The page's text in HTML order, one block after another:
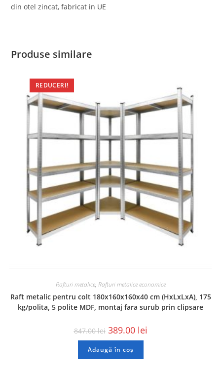
din otel zincat, fabricat in UE
Produse similare
REDUCERI!
Rafturi metalice, Rafturi metalice economice
Raft metalic pentru colt 180x160x160x40 cm (HxLxLxA), 175
kg/polita, 5 polite MDF, montaj fara surub prin clipsare
847.00lei 389.00 lei
Adaugă în coș